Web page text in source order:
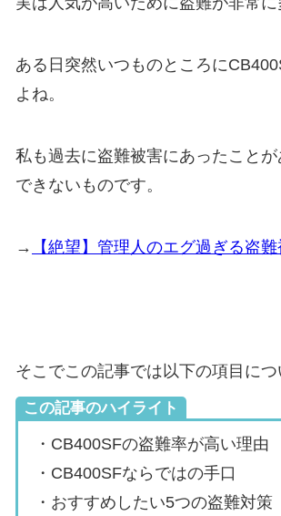
ある日突然いつものところに
よね。
私も過去に盗難被害にあったこと
できないものです。
→ 【絶望】管理人のエグ過ぎる盗
そこでこの記事では以下の項目につ
この記事のハイライト
・CB400SFの盗難率が高い理由
・CB400SFならではの手口
・おすすめしたい5つの盗難対策